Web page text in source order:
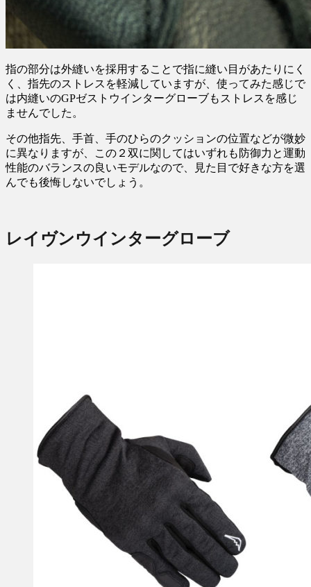
指の部分は外縫いを採用することで指に縫い目があたりにく
く、指先のストレスを軽減していますが、使ってみた感じで
は内縫いのGPゼストウインターグローブもストレスを感じ
ませんでした。
その他指先、手首、手のひらのクッションの位置などが微妙
に異なりますが、この２双に関してはいずれも防御力と運動
性能のバランスの良いモデルなので、見た目で好きな方を選
んでも後悔しないでしょう。
レイヴンウインターグローブ